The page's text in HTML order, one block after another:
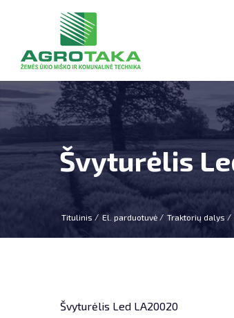
Švyturėlis
Titulinis El. parduotuvė Traktorių dalys
Švyturėlis Led LA20020